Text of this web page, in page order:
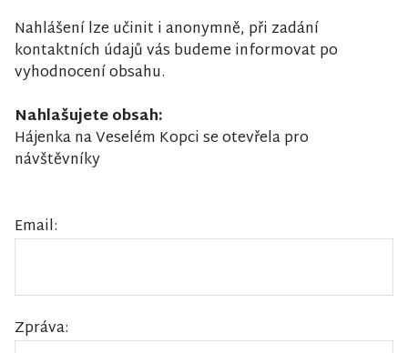
Nahlášení lze učinit i anonymně, při zadání
kontaktních údajů vás budeme informovat po
vyhodnocení obsahu.
Nahlašujete obsah:
Hájenka na Veselém Kopci se otevřela pro
návštěvníky
Email:
Zpráva: